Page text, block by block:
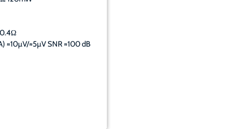
0.4Ω
≈10µV/≈5µV SNR ≈100 dB